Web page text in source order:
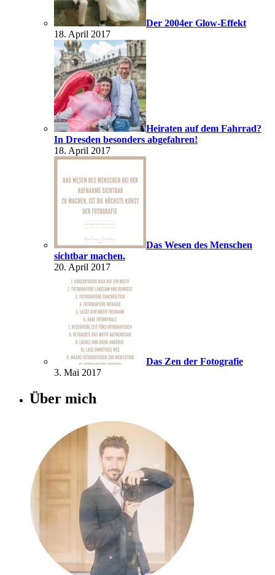
Der 2004er Glow-Effekt
18. April 2017
Heiraten auf dem Fahrrad?
In Dresden besonders abgefahren!
18. April 2017
Das Wesen des Menschen
sichtbar machen.
20. April 2017
Das Zen der Fotografie
3. Mai 2017
Über mich